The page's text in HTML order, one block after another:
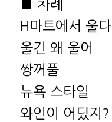
■ 차례
H마트에서 울다
울긴 왜 울어
쌍꺼풀
뉴욕 스타일
와인이 어딨지?